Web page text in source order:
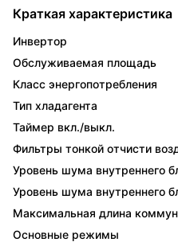
Краткая характеристика
Инвертор
Обслуживаемая площадь
Класс энергопотребления
Тип хладагента
Таймер вкл./выкл.
Фильтры тонкой отчисти
Уровень шума внутреннего
Уровень шума внутреннего
Максимальная длина
Основные режимы